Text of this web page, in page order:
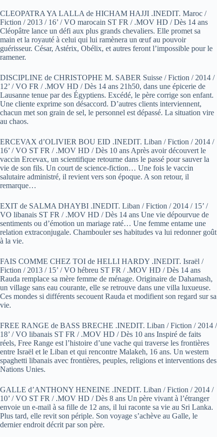
CLEOPATRA YA LALLA de HICHAM HAJJI .INEDIT. Maroc /
Fiction / 2013 / 16’ / VO marocain ST FR / .MOV HD / Dès 14 ans
Cléopâtre lance un défi aux plus grands chevaliers. Elle promet sa
main et la royauté à celui qui lui ramènera un œuf au pouvoir
guérisseur. César, Astérix, Obélix, et autres feront l’impossible pour le
ramener.
DISCIPLINE de CHRISTOPHE M. SABER Suisse / Fiction / 2014 /
12’ / VO FR / .MOV HD / Dès 14 ans 21h50, dans une épicerie de
Lausanne tenue par des Égyptiens. Excédé, le père corrige son enfant.
Une cliente exprime son désaccord. D’autres clients interviennent,
chacun met son grain de sel, le personnel est dépassé. La situation vire
au chaos.
ERCEVAX d’OLIVIER BOU EID .INEDIT. Liban / Fiction / 2014 /
16’ / VO ST FR / .MOV HD / Dès 10 ans Après avoir découvert le
vaccin Ercevax, un scientifique retourne dans le passé pour sauver la
vie de son fils. Un court de science-fiction… Une fois le vaccin
salutaire administré, il revient vers son époque. A son retour, il
remarque…
EXIT de SALMA DHAYBI .INEDIT. Liban / Fiction / 2014 / 15’ /
VO libanais ST FR / .MOV HD / Dès 14 ans Une vie dépourvue de
sentiments ou d’émotion un mariage raté… Une femme entame une
relation extraconjugale. Chambouler ses habitudes va lui redonner goût
à la vie.
FAIS COMME CHEZ TOI de HELLI HARDY .INEDIT. Israël /
Fiction / 2013 / 15’ / VO hébreu ST FR / .MOV HD / Dès 14 ans
Rauda remplace sa mère femme de ménage. Originaire de Dahamash,
un village sans eau courante, elle se retrouve dans une villa luxueuse.
Ces mondes si différents secouent Rauda et modifient son regard sur sa
vie.
FREE RANGE de BASS BRECHE .INEDIT. Liban / Fiction / 2014 /
18’ / VO libanais ST FR / .MOV HD / Dès 10 ans Inspiré de faits
réels, Free Range est l’histoire d’une vache qui traverse les frontières
entre Israël et le Liban et qui rencontre Malakeh, 16 ans. Un western
spaghetti libanais avec frontières, peuples, religions et interventions des
Nations Unies.
GALLE d’ANTHONY HENEINE .INEDIT. Liban / Fiction / 2014 /
10’ / VO ST FR / .MOV HD / Dès 8 ans Un père vivant à l’étranger
envoie un e-mail à sa fille de 12 ans, il lui raconte sa vie au Sri Lanka.
Plus tard, elle revit son périple. Son voyage s’achève au Galle, le
dernier endroit décrit par son père.